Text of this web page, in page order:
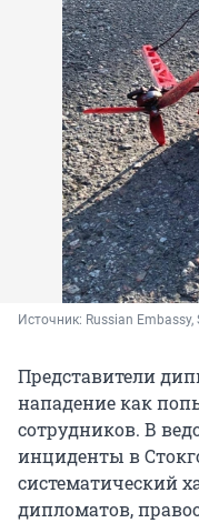
Источник: Russian
Представители
нападение как
сотрудников. В
инциденты в
систематический
дипломатов,